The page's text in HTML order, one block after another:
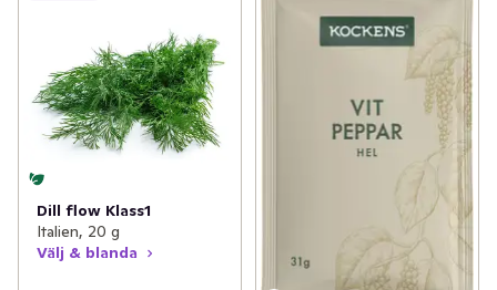
Dill flow Klass1
Italien, 20 g
Välj & blanda